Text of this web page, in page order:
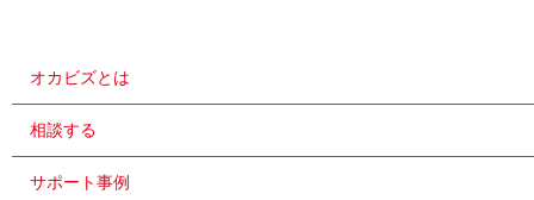
オカビズとは
相談する
サポート事例